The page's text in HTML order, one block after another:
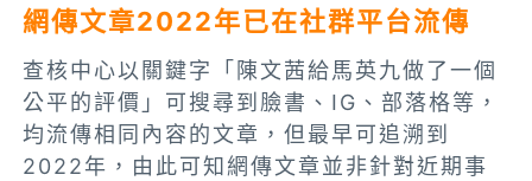
網傳文章2022年已在社群平台流傳
查核中心以關鍵字「陳文茜給馬英九做了一個
公平的評價」可搜尋到臉書、IG、部落格等，
均流傳相同內容的文章，但最早可追溯到
2022年，由此可知網傳文章並非針對近期事